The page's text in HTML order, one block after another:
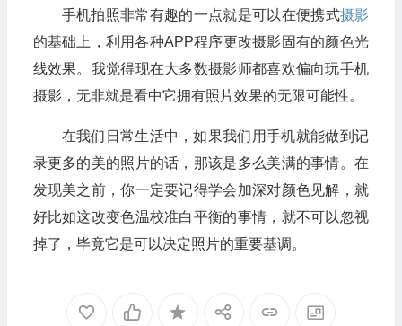
手机拍照非常有趣的一点就是可以在便携式摄影
的基础上，利用各种APP程序更改摄影固有的颜色光
线效果。我觉得现在大多数摄影师都喜欢偏向玩手机
摄影，无非就是看中它拥有照片效果的无限可能性。
在我们日常生活中，如果我们用手机就能做到记
录更多的美的照片的话，那该是多么美满的事情。在
发现美之前，你一定要记得学会加深对颜色见解，就
好比如这改变色温校准白平衡的事情，就不可以忽视
掉了，毕竟它是可以决定照片的重要基调。